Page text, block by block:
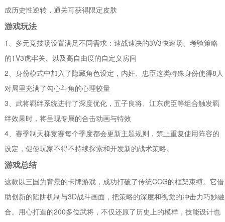
成历史性逆转，通关可获得限定皮肤
游戏玩法
1、多元竞技场设置满足不同需求：速战速决的3V3快速场、考验策略
的1V3虎牢关、以及高自由度的自定义房间
2、身份模式中加入了隐藏角色设定，内奸、忠臣这类特殊身份使得8人
对局里充满了勾心斗角的心理较量
3、武将羁绊系统进行了深度优化，五子良将、江东虎臣等组合触发羁
绊效果时，将呈现专属的合击动画与特效
4、赛季制天梯竞赛每个季度都会更新主题规则，禁止重复使用阵容的
设定，促使玩家不得不持续探索和开发新的战术策略。
游戏总结
这款以三国为背景的卡牌游戏，成功打破了传统CCG的框架束缚。它借
助创新的陷阱机制与3D战斗画面，把策略的深度和视觉的冲击力巧妙融
合。用心打造的200多位武将，不仅还原了历史上的模样，技能设计也